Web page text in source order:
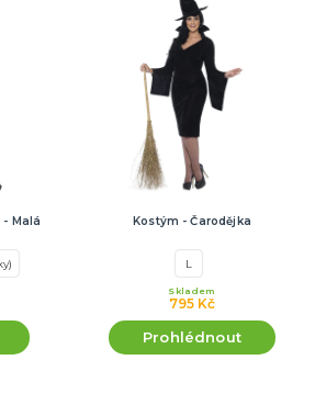
Malá
Kostým - Čarodějka
L
795 Kč
Skladem
Prohlédnout